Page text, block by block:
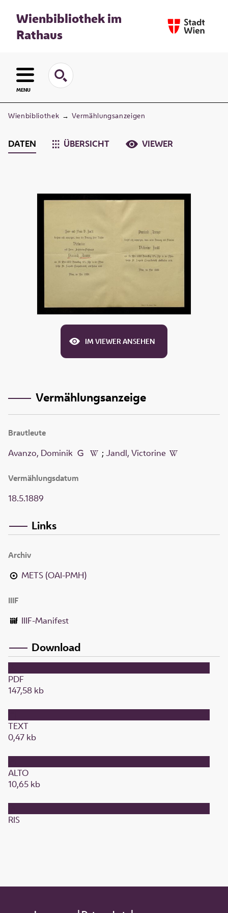
Wienbibliothek im
Rathaus
MENU
Wienbibliothek → Vermählungsanzeigen
DATEN ÜBERSICHT VIEWER
IM VIEWER ANSEHEN
Vermählungsanzeige
Brautleute
Avanzo, Dominik ; Jandl, Victorine
Vermählungsdatum
18.5.1889
Links
Archiv
METS (OAI-PMH)
IIIF
IIIF-Manifest
Download
PDF
147,58 kb
TEXT
0,47 kb
ALTO
10,65 kb
RIS